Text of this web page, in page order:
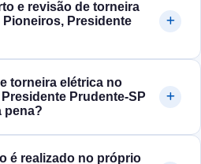
e revisão de torneira
Presidente
torneira elétrica no
Prudente‑SP
pena?
é realizado no próprio